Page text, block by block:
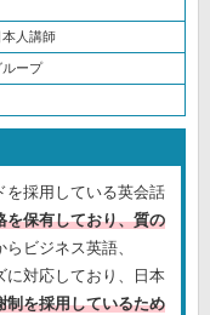
人講師
ープ
を採用している英会話
を保有しており、質の
ビジネス英語、
対応しており、日本
制を採用しているため